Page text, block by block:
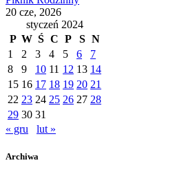
20 cze, 2026
styczeń 2024
P W Ś C P S N
1
2 3 4 5 6
7
8
9 10 11 12 13 14
15 16 17 18 19 20 21
22 23 24 25 26 27 28
29 30 31
« gru
lut »
Archiwa